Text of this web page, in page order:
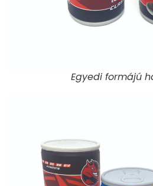
Egyedi formájú